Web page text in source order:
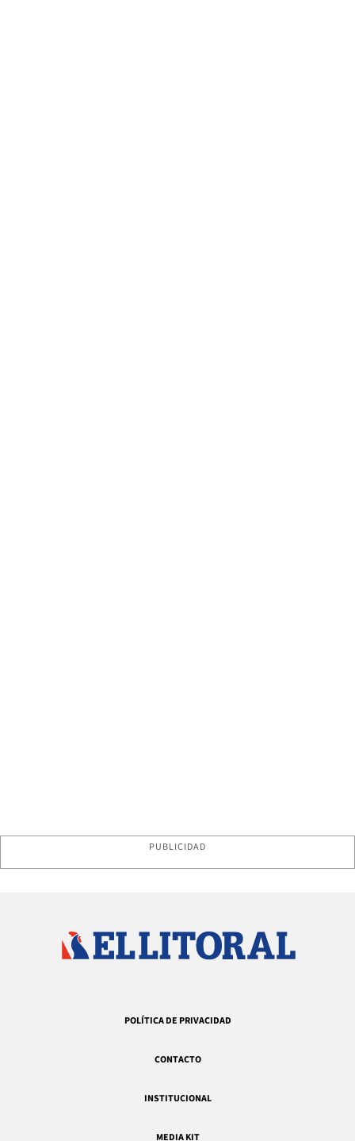
PUBLICIDAD
POLÍTICA DE PRIVACIDAD
CONTACTO
INSTITUCIONAL
MEDIA KIT